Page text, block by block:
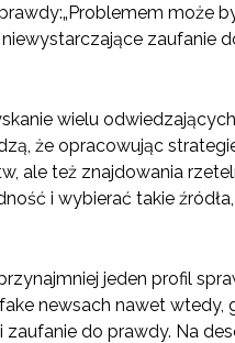
może
zaufanie
wielu
że opracowując
ale też znajdowania
i wybierać takie
jeden profil
newsach nawet wtedy,
do prawdy. Na